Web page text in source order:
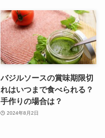
バジルソースの賞味期限切
れはいつまで食べられる？
手作りの場合は？
2024年8月2日